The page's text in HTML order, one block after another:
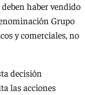
deben haber vendido
Grupo
y comerciales, no
decisión
las acciones